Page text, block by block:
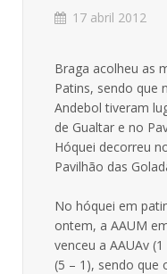
17 abril 2012
Braga acolheu as
Patins, sendo que
Andebol tiveram
de Gualtar e no
Hóquei decorreu
Pavilhão das
No hóquei em
ontem, a AAUM
venceu a AAUAv (1
(5 – 1), sendo que